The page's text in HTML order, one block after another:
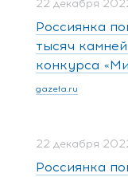
22 декабря
Россиянка
тысяч
конкурса
gazeta.ru
22 декабря
Россиянка